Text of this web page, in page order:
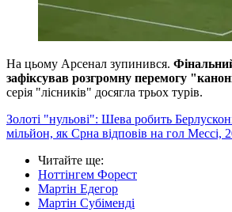
На цьому Арсенал зупинився.
зафіксував розгромну перемогу
серія "лісників" досягла трьох турів.
Золоті "нульові": Шева робить
мільйон, як Срна відповів на гол Мессі,
Читайте ще:
Ноттінгем Форест
Мартін Едегор
Мартін Субіменді